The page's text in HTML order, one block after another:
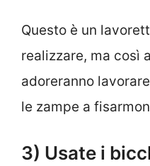
Questo è un
realizzare, ma così
adoreranno
le zampe a
3) Usate i